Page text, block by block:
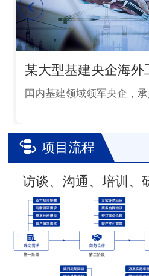
某大型基建央企海外
国内基建领域领军央企，
项目流程
访谈、沟通、培训、